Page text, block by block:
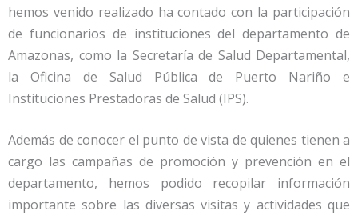
hemos venido realizado ha contado con la participación
de funcionarios de instituciones del departamento de
Amazonas, como la Secretaría de Salud Departamental,
la Oficina de Salud Pública de Puerto Nariño e
Instituciones Prestadoras de Salud (IPS).
Además de conocer el punto de vista de quienes tienen a
cargo las campañas de promoción y prevención en el
departamento, hemos podido recopilar información
importante sobre las diversas visitas y actividades que